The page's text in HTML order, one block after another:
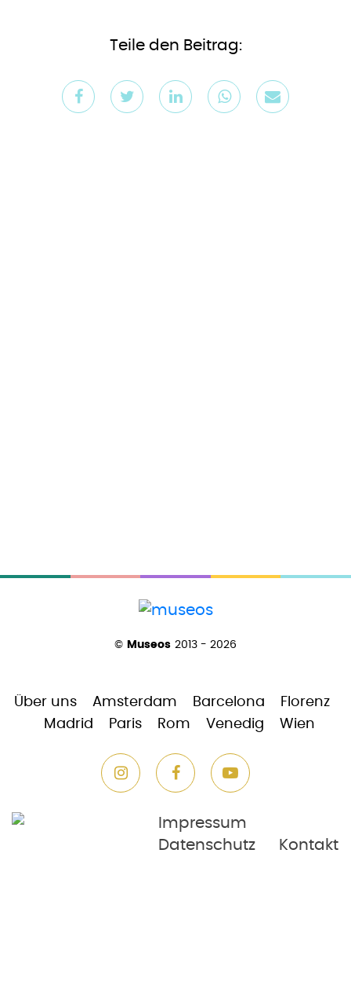
Teile den Beitrag:
© Museos 2013 - 2026
Über uns Amsterdam Barcelona
Florenz
Madrid
Paris Rom Venedig Wien
Impressum
Datenschutz
Kontakt